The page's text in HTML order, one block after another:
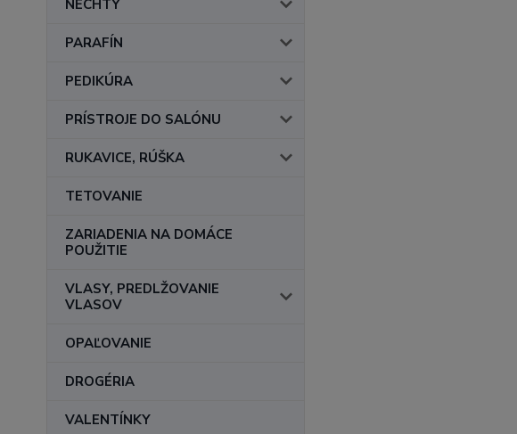
NECHTY
PARAFÍN
PEDIKÚRA
PRÍSTROJE DO SALÓNU
RUKAVICE, RÚŠKA
TETOVANIE
ZARIADENIA NA DOMÁCE
POUŽITIE
VLASY, PREDLŽOVANIE
VLASOV
OPAĽOVANIE
DROGÉRIA
VALENTÍNKY